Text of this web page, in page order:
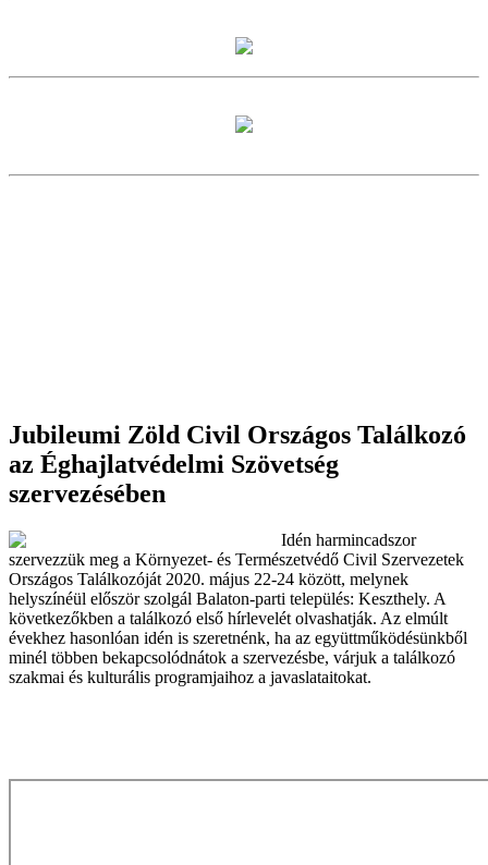
Jubileumi Zöld Civil Országos Találkozó
az Éghajlatvédelmi Szövetség
szervezésében
Idén harmincadszor
szervezzük meg a Környezet- és Természetvédő Civil Szervezetek
Országos Találkozóját 2020. május 22-24 között, melynek
helyszínéül először szolgál Balaton-parti település: Keszthely. A
következőkben a találkozó első hírlevelét olvashatják. Az elmúlt
évekhez hasonlóan idén is szeretnénk, ha az együttműködésünkből
minél többen bekapcsolódnátok a szervezésbe, várjuk a találkozó
szakmai és kulturális programjaihoz a javaslataitokat.